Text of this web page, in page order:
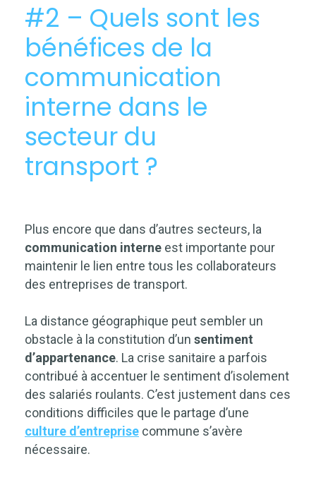
#2 – Quels sont les
bénéfices de la
communication
interne dans le
secteur du
transport ?
Plus encore que dans d’autres secteurs, la
communication interne est importante pour
maintenir le lien entre tous les collaborateurs
des entreprises de transport.
La distance géographique peut sembler un
obstacle à la constitution d’un sentiment
d’appartenance. La crise sanitaire a parfois
contribué à accentuer le sentiment d’isolement
des salariés roulants. C’est justement dans ces
conditions difficiles que le partage d’une
culture d’entreprise commune s’avère
nécessaire.